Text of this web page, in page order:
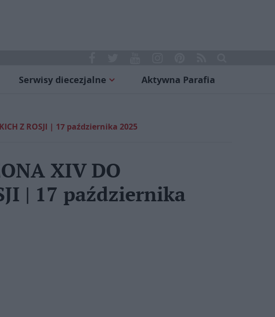
Serwisy diecezjalne Aktywna Parafia
Z ROSJI | 17 października 2025
XIV DO
| 17 października